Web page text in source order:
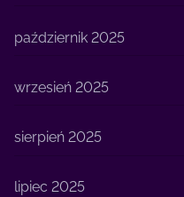
październik 2025
wrzesień 2025
sierpień 2025
lipiec 2025